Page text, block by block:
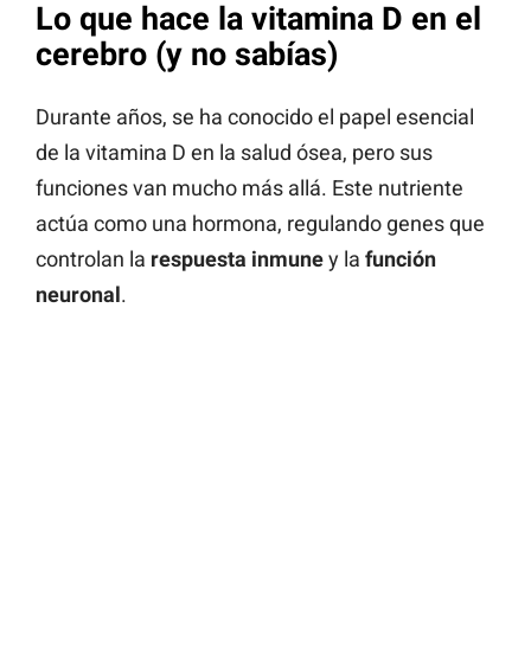
Lo que hace la vitamina D en el
cerebro (y no sabías)
Durante años, se ha conocido el papel esencial
de la vitamina D en la salud ósea, pero sus
funciones van mucho más allá. Este nutriente
actúa como una hormona, regulando genes que
controlan la respuesta inmuney la función
neuronal.